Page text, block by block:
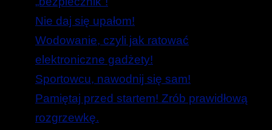
Nie daj się upałom!
Wodowanie, czyli jak ratować
elektroniczne gadżety!
Sportowcu, nawodnij się sam!
Pamiętaj przed startem! Zrób prawidłową
rozgrzewkę.